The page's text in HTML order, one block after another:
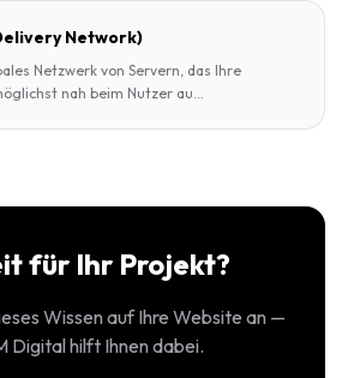
Network)
Netzwerk von Servern, das Ihre
nah beim Nutzer au
für Ihr Projekt?
Wissen auf Ihre Website an —
Digital hilft Ihnen dabei.